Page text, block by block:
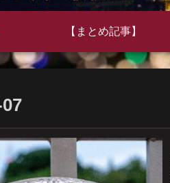
【まとめ記事】